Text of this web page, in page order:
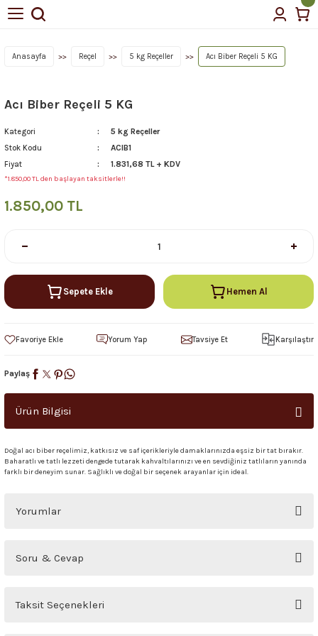
Yağı
Anasayfa Reçel 5 kg Reçeller Acı Biber Reçeli 5 KG
Acı Biber Reçeli 5 KG
Kategori 5 kg Reçeller
Stok Kodu ACIB1
Fiyat 1.831,68 TL + KDV
*1.850,00 TL den başlayan taksitlerle!!
1.850,00 TL
Sepete Ekle Hemen Al
Yorum Yap Tavsiye Et Karşılaştır
Paylaş
Ürün Bilgisi
Doğal acı biber reçelimiz, katkısız ve saf içerikleriyle damaklarınızda eşsiz bir tat bırakır.
Baharatlı ve tatlı lezzeti dengede tutarak kahvaltılarınızı ve en sevdiğiniz tatlıların yanında
farklı bir deneyim sunar. Sağlıklı ve doğal bir seçenek arayanlar için ideal.
Yorumlar
Soru & Cevap
Ürün hakkında henüz soru sorulmamış.
Taksit Seçenekleri